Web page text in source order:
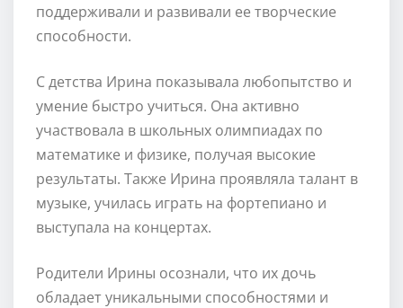
поддерживали и развивали ее творческие
способности.
С детства Ирина показывала любопытство и
умение быстро учиться. Она активно
участвовала в школьных олимпиадах по
математике и физике, получая высокие
результаты. Также Ирина проявляла талант в
музыке, училась играть на фортепиано и
выступала на концертах.
Родители Ирины осознали, что их дочь
обладает уникальными способностями и